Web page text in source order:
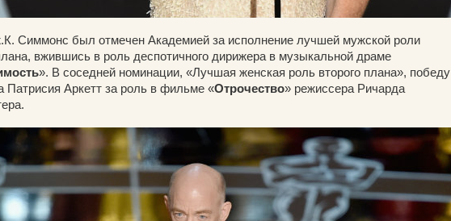
Симмонс был отмечен Академией за исполнение лучшей мужской роли
вжившись в роль деспотичного дирижера в музыкальной драме
». В соседней номинации, «Лучшая женская роль второго плана», победу
Патрисия Аркетт за роль в фильме «Отрочество» режиссера Ричарда